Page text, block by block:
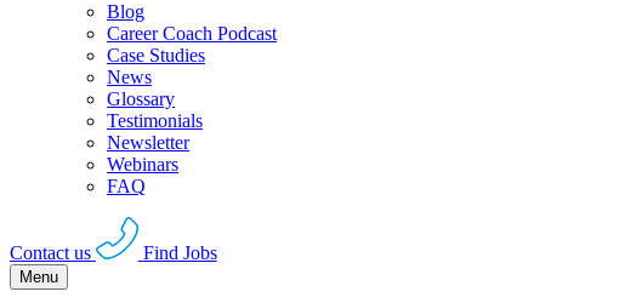
Blog
Career Coach Podcast
Case Studies
News
Glossary
Testimonials
Newsletter
Webinars
FAQ
Contact us Find Jobs
Menu